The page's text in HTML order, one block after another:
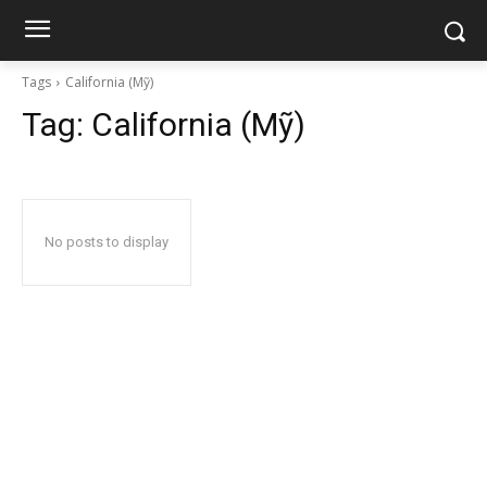
Tags California (Mỹ)
Tag: California (Mỹ)
No posts to display